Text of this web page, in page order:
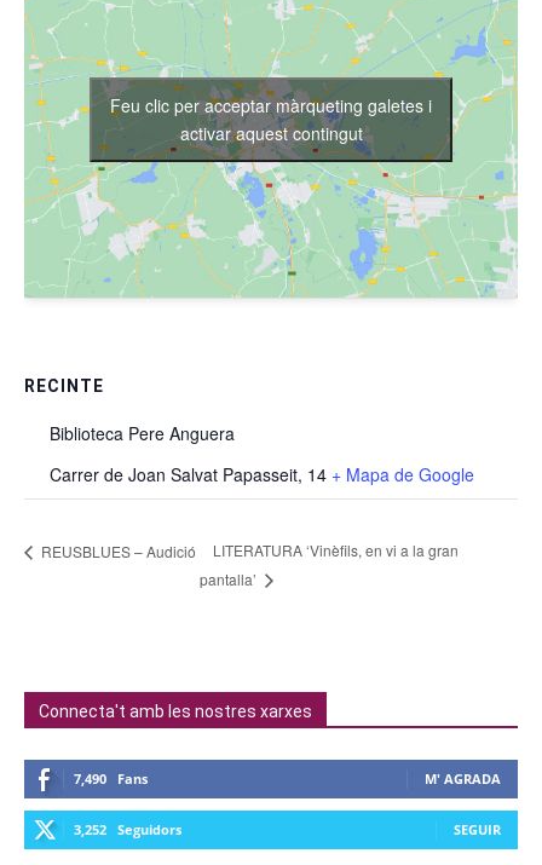
RECINTE
Biblioteca Pere Anguera
Carrer de Joan Salvat Papasseit, 14 + Mapa de Google
Feu clic per acceptar màrqueting galetes i
activar aquest contingut
REUSBLUES – Audició
LITERATURA ‘Vinèfils, en vi a la gran
pantalla’
Connecta't amb les nostres xarxes
7,490 Fans M' AGRADA
3,252 Seguidors SEGUIR